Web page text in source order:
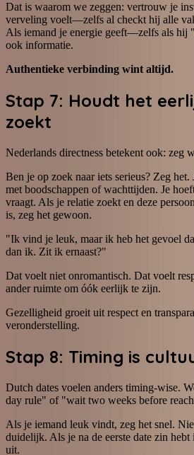
Dat is waarom we zeggen: vertrouw je
verveling voelt—zelfs al checkt hij alle
Als iemand je energie geeft—zelfs als
ook informatie.
Authentieke verbinding wint altijd.
Stap 7: Houdt het
zoekt
Nederlands directness betekent ook: zeg
Ben je op zoek naar iets serieus? Zeg het.
met boodschappen of wachttijden. Je
vraagt. Als je relatie zoekt en deze
is, zeg het gewoon.
"Ik vind je leuk, maar ik heb het gevoel
dan ik. Zit ik ernaast?"
Dat voelt niet onromantisch. Dat voelt
ander ruimte om óók eerlijk te zijn.
Gezelligheid groeit uit respect en
veronderstelling.
Stap 8: Timing is
Dutch dates voelen anders timing-wise.
day rule" of "wait two weeks before
Als je iemand leuk vindt, zeg het snel.
duidelijk. Als je na de eerste date zin
uit.